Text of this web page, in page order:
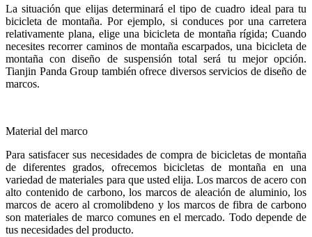
La situación que elijas determinará el tipo de cuadro ideal para tu
bicicleta de montaña. Por ejemplo, si conduces por una carretera
relativamente plana, elige una bicicleta de montaña rígida; Cuando
necesites recorrer caminos de montaña escarpados, una bicicleta de
montaña con diseño de suspensión total será tu mejor opción.
Tianjin Panda Group también ofrece diversos servicios de diseño de
marcos.
Material del marco
Para satisfacer sus necesidades de compra de bicicletas de montaña
de diferentes grados, ofrecemos bicicletas de montaña en una
variedad de materiales para que usted elija. Los marcos de acero con
alto contenido de carbono, los marcos de aleación de aluminio, los
marcos de acero al cromolibdeno y los marcos de fibra de carbono
son materiales de marco comunes en el mercado. Todo depende de
tus necesidades del producto.